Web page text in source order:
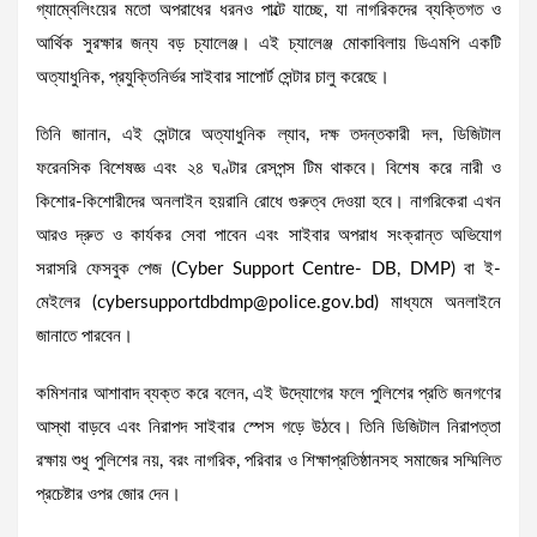
গ্যাম্বেলিংয়ের মতো অপরাধের ধরনও পাল্টে যাচ্ছে, যা নাগরিকদের ব্যক্তিগত ও
আর্থিক সুরক্ষার জন্য বড় চ্যালেঞ্জ। এই চ্যালেঞ্জ মোকাবিলায় ডিএমপি একটি
অত্যাধুনিক, প্রযুক্তিনির্ভর সাইবার সাপোর্ট সেন্টার চালু করেছে।
​তিনি জানান, এই সেন্টারে অত্যাধুনিক ল্যাব, দক্ষ তদন্তকারী দল, ডিজিটাল
ফরেনসিক বিশেষজ্ঞ এবং ২৪ ঘণ্টার রেসপন্স টিম থাকবে। বিশেষ করে নারী ও
কিশোর-কিশোরীদের অনলাইন হয়রানি রোধে গুরুত্ব দেওয়া হবে। নাগরিকেরা এখন
আরও দ্রুত ও কার্যকর সেবা পাবেন এবং সাইবার অপরাধ সংক্রান্ত অভিযোগ
সরাসরি ফেসবুক পেজ (Cyber Support Centre- DB, DMP) বা ই-
মেইলের (cybersupportdbdmp@police.gov.bd) মাধ্যমে অনলাইনে
জানাতে পারবেন।
​কমিশনার আশাবাদ ব্যক্ত করে বলেন, এই উদ্যোগের ফলে পুলিশের প্রতি জনগণের
আস্থা বাড়বে এবং নিরাপদ সাইবার স্পেস গড়ে উঠবে। তিনি ডিজিটাল নিরাপত্তা
রক্ষায় শুধু পুলিশের নয়, বরং নাগরিক, পরিবার ও শিক্ষাপ্রতিষ্ঠানসহ সমাজের সম্মিলিত
প্রচেষ্টার ওপর জোর দেন।